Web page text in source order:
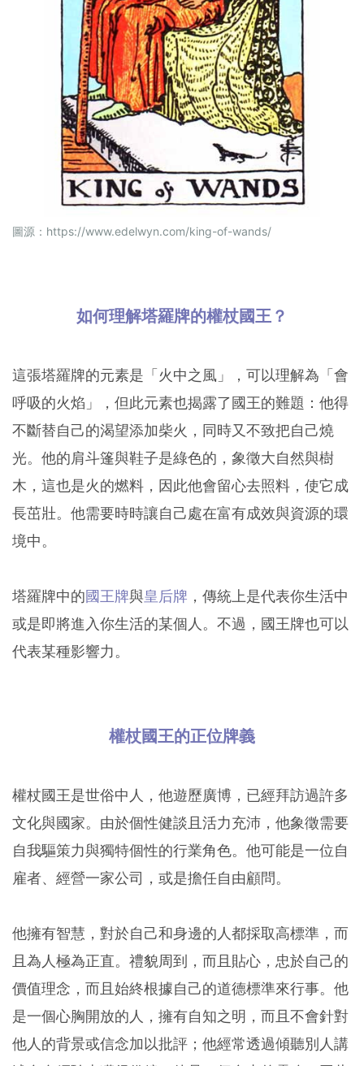
圖源： https://www.edelwyn.com/king-of-wands/
如何理解塔羅牌的權杖國王？
這張塔羅牌的元素是「火中之風」，可以理解為「會
呼吸的火焰」，但此元素也揭露了國王的難題：他得
不斷替自己的渴望添加柴火，同時又不致把自己燒
光。他的肩斗篷與鞋子是綠色的，象徵大自然與樹
木，這也是火的燃料，因此他會留心去照料，使它成
長茁壯。他需要時時讓自己處在富有成效與資源的環
境中。
塔羅牌中的國王牌與皇后牌 ，傳統上是代表你生活中
或是即將進入你生活的某個人。不過，國王牌也可以
代表某種影響力。
權杖國王的正位牌義
權杖國王是世俗中人，他遊歷廣博，已經拜訪過許多
文化與國家。由於個性健談且活力充沛，他象徵需要
自我驅策力與獨特個性的行業角色。他可能是一位自
雇者、經營一家公司，或是擔任自由顧問。
他擁有智慧，對於自己和身邊的人都採取高標準，而
且為人極為正直。禮貌周到，而且貼心，忠於自己的
價值理念，而且始終根據自己的道德標準來行事。他
是一個心胸開放的人，擁有自知之明，而且不會針對
他人的背景或信念加以批評；他經常透過傾聽別人講